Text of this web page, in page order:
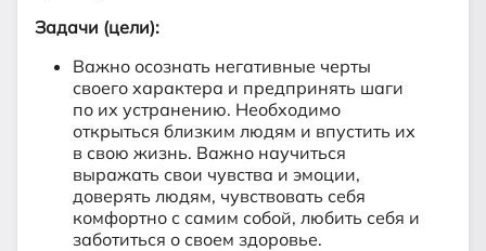
Задачи (цели):
Важно осознать негативные черты
своего характера и предпринять шаги
по их устранению. Необходимо
открыться близким людям и впустить их
в свою жизнь. Важно научиться
выражать свои чувства и эмоции,
доверять людям, чувствовать себя
комфортно с самим собой, любить себя и
заботиться о своем здоровье.